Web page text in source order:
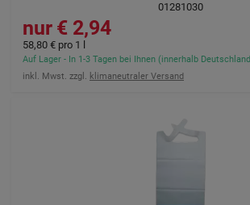
01281030
2,94 €
Auf Lager - In 1-3 Tagen bei Ihnen (innerhalb
inkl. Mwst. zzgl. klimaneutraler Versand
58,80 € pro 1 l